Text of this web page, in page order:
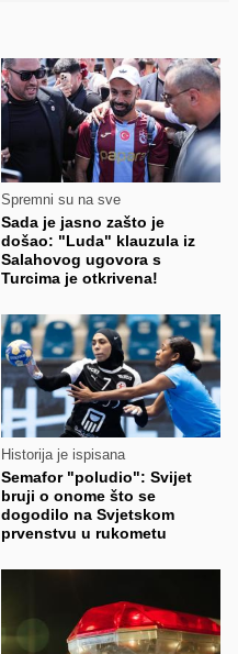
Spremni su na sve
Sada je jasno zašto je
došao: "Luda" klauzula iz
Salahovog ugovora s
Turcima je otkrivena!
Historija je ispisana
Semafor "poludio": Svijet
bruji o onome što se
dogodilo na Svjetskom
prvenstvu u rukometu